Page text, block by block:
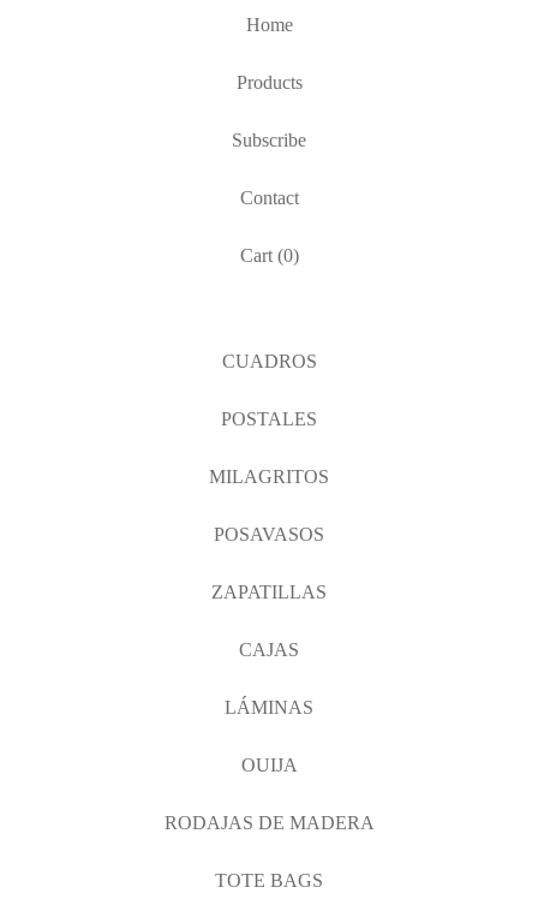
Home
Products
Subscribe
Contact
Cart (0)
CUADROS
POSTALES
MILAGRITOS
POSAVASOS
ZAPATILLAS
CAJAS
LÁMINAS
OUIJA
RODAJAS DE MADERA
TOTE BAGS